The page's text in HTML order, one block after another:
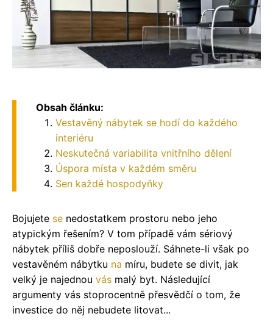
Obsah článku:
Vestavěný nábytek se hodí do každého
interiéru
Neskutečná variabilita vnitřního dělení
Úspora místa v každém směru
Sen každé hospodyňky
Bojujete se nedostatkem prostoru nebo jeho
atypickým řešením? V tom případě vám sériový
nábytek příliš dobře neposlouží. Sáhnete-li však po
vestavěném nábytku na míru, budete se divit, jak
velký je najednou vás malý byt. Následující
argumenty vás stoprocentně přesvědčí o tom, že
investice do něj nebudete litovat...